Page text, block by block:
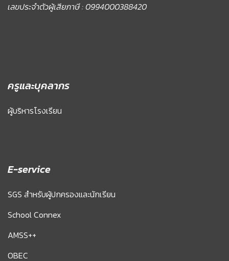
เลขประจำตัวผู้เสียภาษี : 0994000388420
ครูและบุคลากร
ผู้บริหารโรงเรียน
E-service
SGS สำหรับผู้ปกครองและนักเรียน
School Connex
AMSS++
OBEC